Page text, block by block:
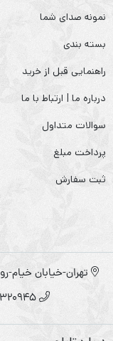
نمونه صدای شما
بسته بندی
راهنمایی قبل از خرید
درباره ما | ارتباط با ما
سوالات متداول
پرداخت مبلغ
ثبت سفارش
تهران-خیابان خیام-روبروی